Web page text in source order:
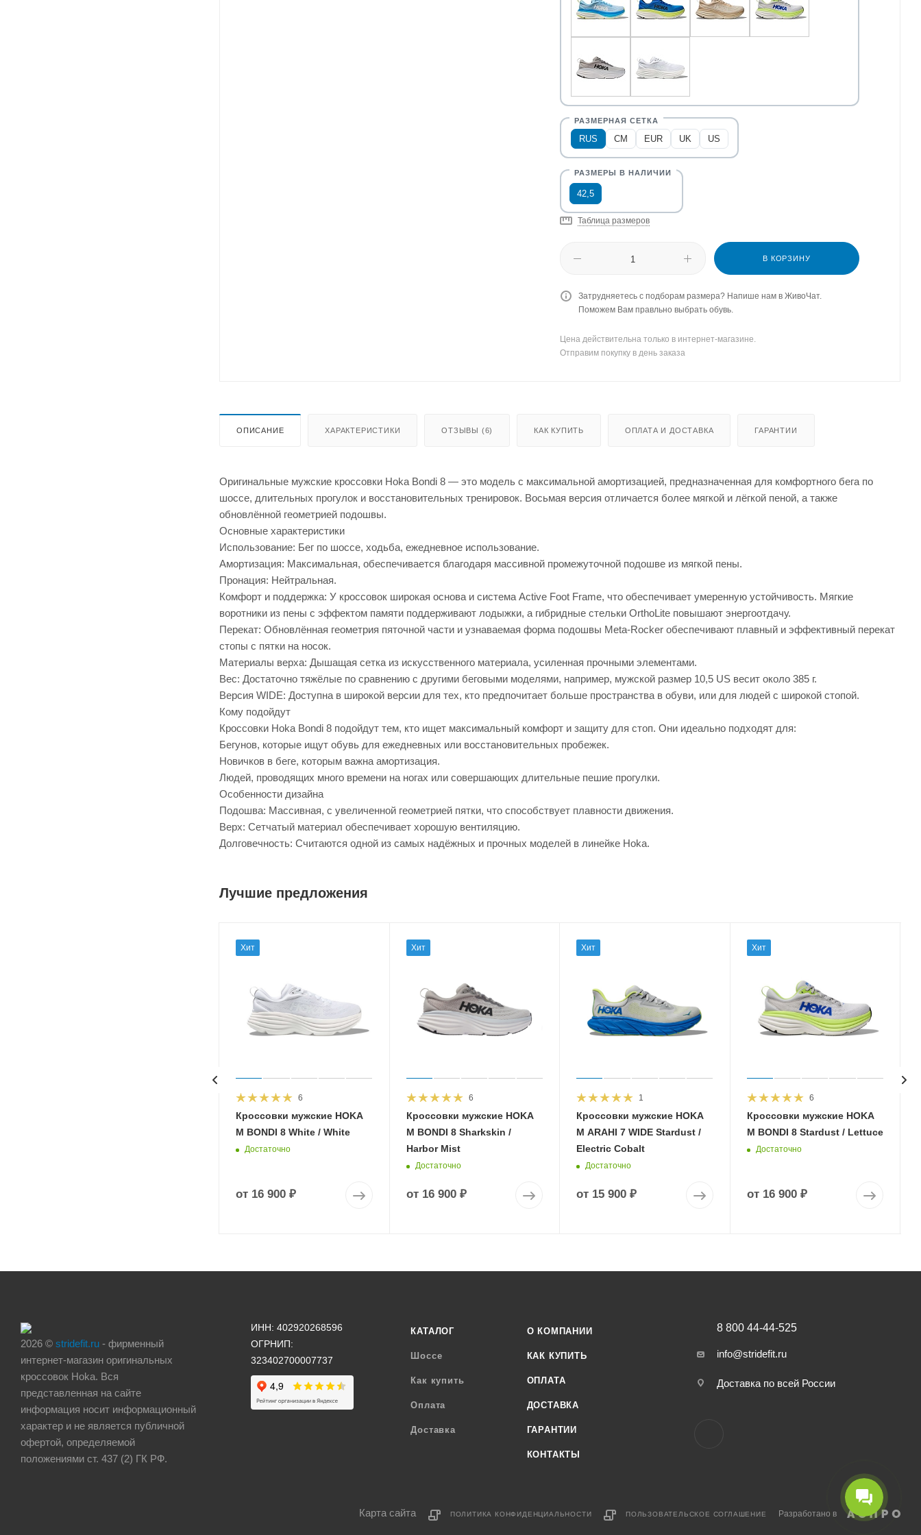
RUS CM EUR UK US
42,5
Таблица размеров
В КОРЗИНУ
Затрудняетесь с подборам размера? Напише нам в ЖивоЧат.
Поможем Вам правльно выбрать обувь.
Цена действительна только в интернет-магазине.
Отправим покупку в день заказа
ОПИСАНИЕ ХАРАКТЕРИСТИКИ ОТЗЫВЫ (6) КАК КУПИТЬ ОПЛАТА И ДОСТАВКА ГАРАНТИИ
Оригинальные мужские кроссовки Hoka Bondi 8 — это модель с максимальной амортизацией, предназначенная для комфортного бега по
шоссе, длительных прогулок и восстановительных тренировок. Восьмая версия отличается более мягкой и лёгкой пеной, а также
обновлённой геометрией подошвы.
Основные характеристики
Использование: Бег по шоссе, ходьба, ежедневное использование.
Амортизация: Максимальная, обеспечивается благодаря массивной промежуточной подошве из мягкой пены.
Пронация: Нейтральная.
Комфорт и поддержка: У кроссовок широкая основа и система Active Foot Frame, что обеспечивает умеренную устойчивость. Мягкие
воротники из пены с эффектом памяти поддерживают лодыжки, а гибридные стельки OrthoLite повышают энергоотдачу.
Перекат: Обновлённая геометрия пяточной части и узнаваемая форма подошвы Meta-Rocker обеспечивают плавный и эффективный перекат
стопы с пятки на носок.
Материалы верха: Дышащая сетка из искусственного материала, усиленная прочными элементами.
Вес: Достаточно тяжёлые по сравнению с другими беговыми моделями, например, мужской размер 10,5 US весит около 385 г.
Версия WIDE: Доступна в широкой версии для тех, кто предпочитает больше пространства в обуви, или для людей с широкой стопой.
Кому подойдут
Кроссовки Hoka Bondi 8 подойдут тем, кто ищет максимальный комфорт и защиту для стоп. Они идеально подходят для:
Бегунов, которые ищут обувь для ежедневных или восстановительных пробежек.
Новичков в беге, которым важна амортизация.
Людей, проводящих много времени на ногах или совершающих длительные пешие прогулки.
Особенности дизайна
Подошва: Массивная, с увеличенной геометрией пятки, что способствует плавности движения.
Верх: Сетчатый материал обеспечивает хорошую вентиляцию.
Долговечность: Считаются одной из самых надёжных и прочных моделей в линейке Hoka.
Лучшие предложения
Хит
6
Кроссовки мужские HOKA
M BONDI 8 White / White
Достаточно
от 16 900 ₽
Хит
6
Кроссовки мужские HOKA
M BONDI 8 Sharkskin /
Harbor Mist
Достаточно
от 16 900 ₽
Хит
1
Кроссовки мужские HOKA
M ARAHI 7 WIDE Stardust /
Electric Cobalt
Достаточно
от 15 900 ₽
Хит
6
Кроссовки мужские HOKA
M BONDI 8 Stardust / Lettuce
Достаточно
от 16 900 ₽
2026 © stridefit.ru - фирменный
интернет-магазин оригинальных
кроссовок Hoka. Вся
представленная на сайте
информация носит информационный
характер и не является публичной
офертой, определяемой
положениями ст. 437 (2) ГК РФ.
ИНН: 402920268596
ОГРНИП:
323402700007737
КАТАЛОГ
Шоссе
Как купить
Оплата
Доставка
О КОМПАНИИ
КАК КУПИТЬ
ОПЛАТА
ДОСТАВКА
ГАРАНТИИ
КОНТАКТЫ
8 800 44-44-525
info@stridefit.ru
Доставка по всей России
Карта сайта ПОЛИТИКА КОНФИДЕНЦИАЛЬНОСТИ ПОЛЬЗОВАТЕЛЬСКОЕ СОГЛАШЕНИЕ Разработано в